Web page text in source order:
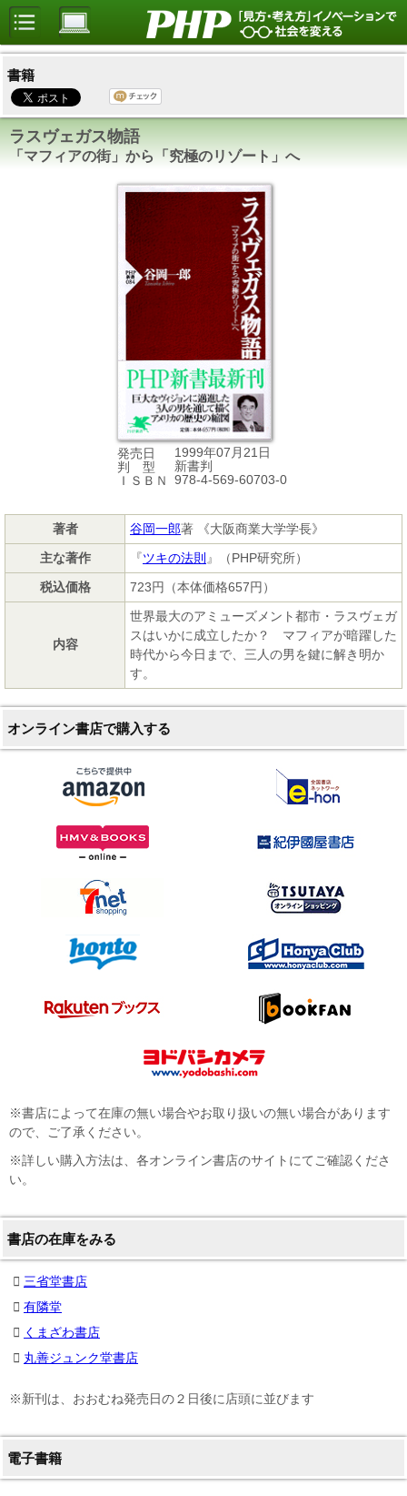
書籍
ラスヴェガス物語
「マフィアの街」から「究極のリゾート」へ
発売日
1999年07月21日
判 型
新書判
ＩＳＢＮ
978-4-569-60703-0
著者 谷岡一郎著 《大阪商業大学学長》
主な著作
『ツキの法則 』（PHP研究所）
税込価格
723円（本体価格657円）
内容
世界最大のアミューズメント都市・ラスヴェガ
スはいかに成立したか？ マフィアが暗躍した
時代から今日まで、三人の男を鍵に解き明か
す。
オンライン書店で購入する
※書店によって在庫の無い場合やお取り扱いの無い場合があります
ので、ご了承ください。
※詳しい購入方法は、各オンライン書店のサイトにてご確認くださ
い。
書店の在庫をみる
三省堂書店
有隣堂
くまざわ書店
丸善ジュンク堂書店
※新刊は、おおむね発売日の２日後に店頭に並びます
電子書籍